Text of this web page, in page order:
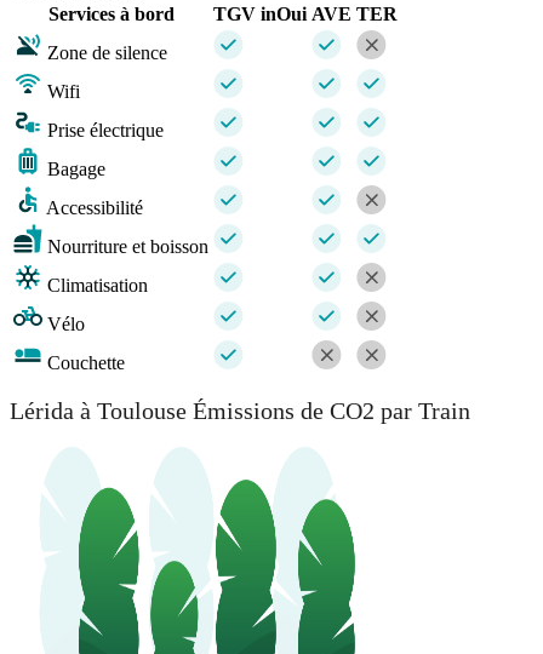
Services à bord
TGV inOui AVE TER
Zone de silence
Wifi
Prise électrique
Bagage
Accessibilité
Nourriture et boisson
Climatisation
Vélo
Couchette
Lérida à Toulouse Émissions de CO2 par Train